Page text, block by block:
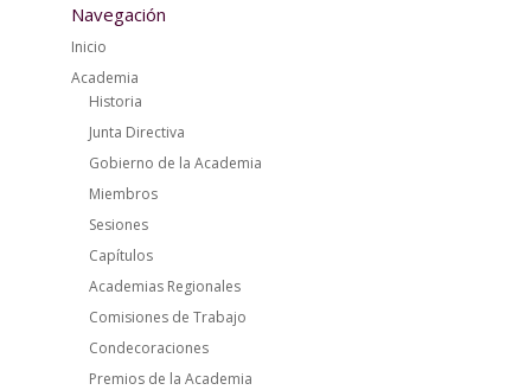
Navegación
Inicio
Academia
Historia
Junta Directiva
Gobierno de la Academia
Miembros
Sesiones
Capítulos
Academias Regionales
Comisiones de Trabajo
Condecoraciones
Premios de la Academia